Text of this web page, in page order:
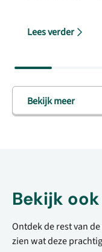
ideaal bereikbaar.
Lees verder
Bekijk meer
Bekijk
Ontdek de rest van
zien wat deze